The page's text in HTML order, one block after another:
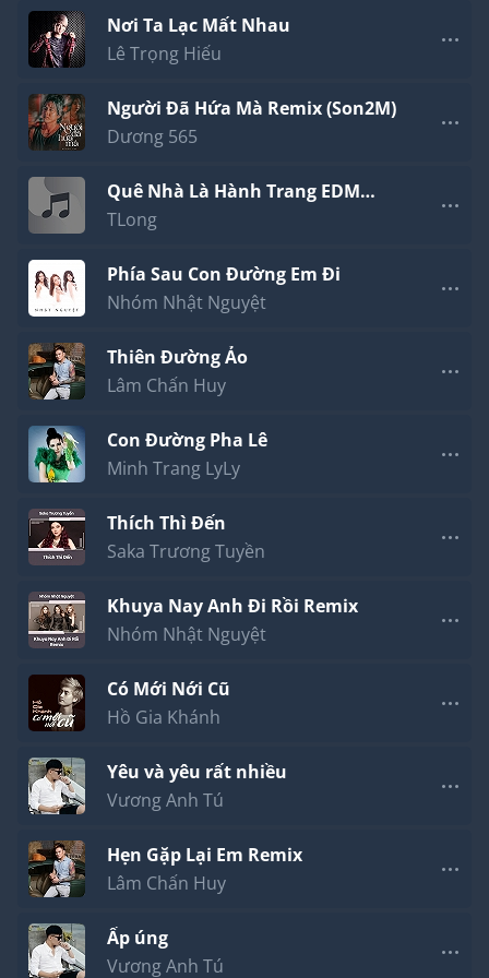
Nơi Ta Lạc Mất Nhau
Lê Trọng Hiếu
Người Đã Hứa Mà Remix (Son2M)
Dương 565
Quê Nhà Là Hành Trang EDM
(Ti.K4)
TLong
Phía Sau Con Đường Em Đi
Nhóm Nhật Nguyệt
Thiên Đường Ảo
Lâm Chấn Huy
Con Đường Pha Lê
Minh Trang LyLy
Thích Thì Đến
Saka Trương Tuyền
Khuya Nay Anh Đi Rồi Remix
Nhóm Nhật Nguyệt
Có Mới Nới Cũ
Hồ Gia Khánh
Yêu và yêu rất nhiều
Vương Anh Tú
Hẹn Gặp Lại Em Remix
Lâm Chấn Huy
Ấp úng
Vương Anh Tú